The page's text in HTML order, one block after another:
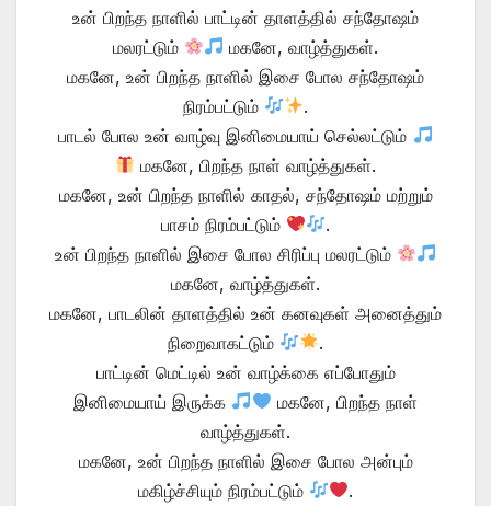
உன் பிறந்த நாளில் பாட்டின் தாளத்தில் சந்தோஷம்
மலரட்டும்
மகனே, வாழ்த்துகள்.
மகனே, உன் பிறந்த நாளில் இசை போல சந்தோஷம்
நிரம்பட்டும்
.
பாடல் போல உன் வாழ்வு இனிமையாய் செல்லட்டும்
மகனே, பிறந்த நாள் வாழ்த்துகள்.
மகனே, உன் பிறந்த நாளில் காதல், சந்தோஷம் மற்றும்
பாசம் நிரம்பட்டும்
.
உன் பிறந்த நாளில் இசை போல சிரிப்பு மலரட்டும்
மகனே, வாழ்த்துகள்.
மகனே, பாடலின் தாளத்தில் உன் கனவுகள் அனைத்தும்
நிறைவாகட்டும்
.
பாட்டின் மெட்டில் உன் வாழ்க்கை எப்போதும்
இனிமையாய் இருக்க
மகனே, பிறந்த நாள்
வாழ்த்துகள்.
மகனே, உன் பிறந்த நாளில் இசை போல அன்பும்
மகிழ்ச்சியும் நிரம்பட்டும்
.